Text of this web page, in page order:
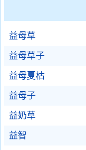
益母草
益母草子
益母夏枯
益母子
益奶草
益智